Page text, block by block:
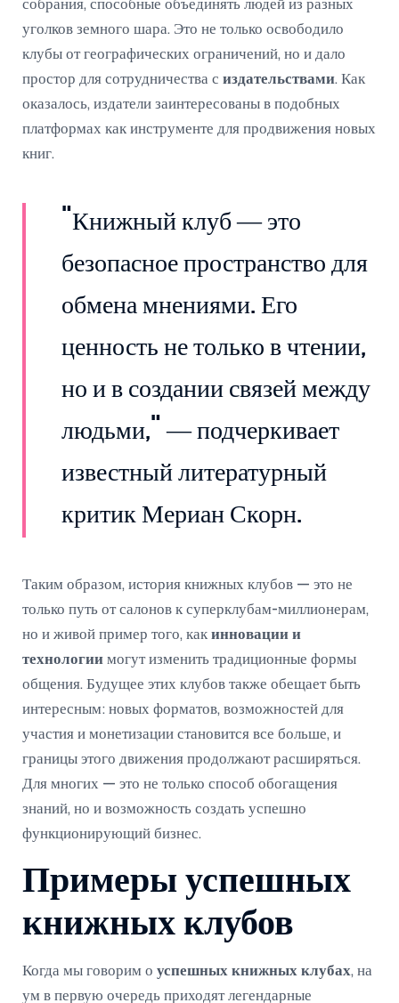
собрания, способные объединять людей из разных
уголков земного шара. Это не только освободило
клубы от географических ограничений, но и дало
простор для сотрудничества с издательствами. Как
оказалось, издатели заинтересованы в подобных
платформах как инструменте для продвижения новых
книг.
"Книжный клуб — это
безопасное пространство для
обмена мнениями. Его
ценность не только в чтении,
но и в создании связей между
людьми," — подчеркивает
известный литературный
критик Мериан Скорн.
Таким образом, история книжных клубов — это не
только путь от салонов к суперклубам-миллионерам,
но и живой пример того, как инновации и
технологии могут изменить традиционные формы
общения. Будущее этих клубов также обещает быть
интересным: новых форматов, возможностей для
участия и монетизации становится все больше, и
границы этого движения продолжают расширяться.
Для многих — это не только способ обогащения
знаний, но и возможность создать успешно
функционирующий бизнес.
Примеры успешных
книжных клубов
Когда мы говорим о успешных книжных клубах, на
ум в первую очередь приходят легендарные